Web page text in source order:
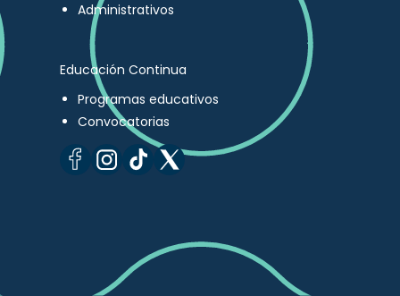
Administrativos
Educación Continua
Programas educativos
Convocatorias